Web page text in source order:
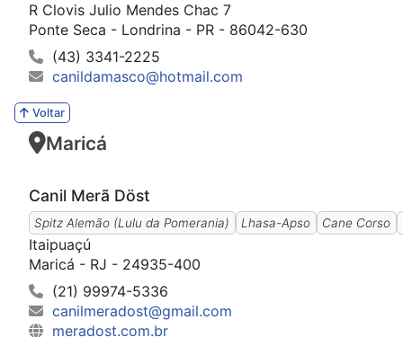
R Clovis Julio Mendes Chac 7
Ponte Seca - Londrina - PR - 86042-630
(43) 3341-2225
canildamasco@hotmail.com
Voltar
Maricá
Canil Merã Döst
Spitz Alemão (Lulu da Pomerania) Lhasa-Apso Cane Corso
Itaipuaçú
Maricá - RJ - 24935-400
(21) 99974-5336
canilmeradost@gmail.com
meradost.com.br